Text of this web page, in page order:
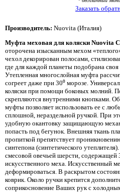
Заказать
Производитель: Nuovita (Италия)
Муфта меховая для коляски Nuovita
оторочена изысканным мехом
чехол декорирован полосами,
где для каждой планеты подобрана
Утепленная многослойная муфта
согреет даже при 30⁰ морозе.
коляски при помощи боковых молний.
скрепляются внутренними кнопками.
муфты позволяет использовать ее с
сплошной, нераздельной ручкой. При
удобную окантовку защищающую
попасть под бегунок. Внешняя ткань
пропиткой препятствует
синтепона (синтетического
смесовой овечьей шерсти, содержащей
искусственного меха. Искусственный
деформироваться. В раскрытом
коврик. Около ручки крепится
соприкосновение Ваших рук с